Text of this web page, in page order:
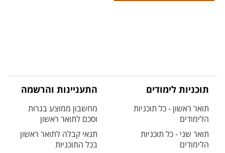
תוכניות לימודים
תואר ראשון - כל תוכניות
הלימודים
תואר שני - כל תוכניות
הלימודים
התעניינות והרשמה
מחשבון ממוצע בגרות
וסכם לתואר ראשון
תנאי קבלה לתואר ראשון
בכל התוכניות